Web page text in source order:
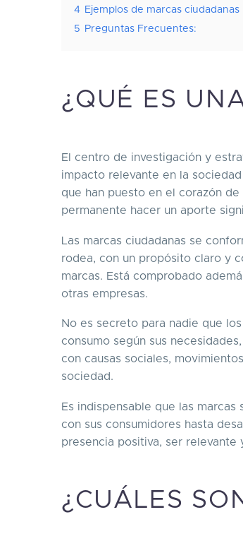
4 Ejemplos de marcas ciudadanas
5
Preguntas Frecuentes:
¿QUÉ ES
El centro de investigación y
impacto relevante en la
que han puesto en el corazón
permanente hacer un aporte
Las marcas ciudadanas se
rodea, con un propósito claro y
marcas. Está comprobado
otras empresas.
No es secreto para nadie que
consumo según sus
con causas sociales,
sociedad.
Es indispensable que las
con sus consumidores hasta
presencia positiva, ser relevante
¿CUÁLES